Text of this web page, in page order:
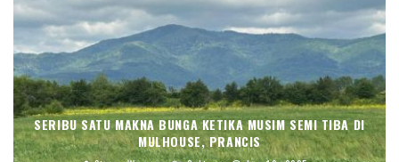
SERIBU SATU MAKNA BUNGA KETIKA MUSIM SEMI TIBA DI
MULHOUSE, PRANCIS